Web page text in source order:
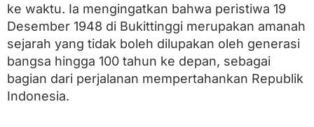
g
i
ke waktu. Ia mengingatkan bahwa peristiwa 19
Desember 1948 di Bukittinggi merupakan amanah
sejarah yang tidak boleh dilupakan oleh generasi
bangsa hingga 100 tahun ke depan, sebagai
bagian dari perjalanan mempertahankan Republik
Indonesia.